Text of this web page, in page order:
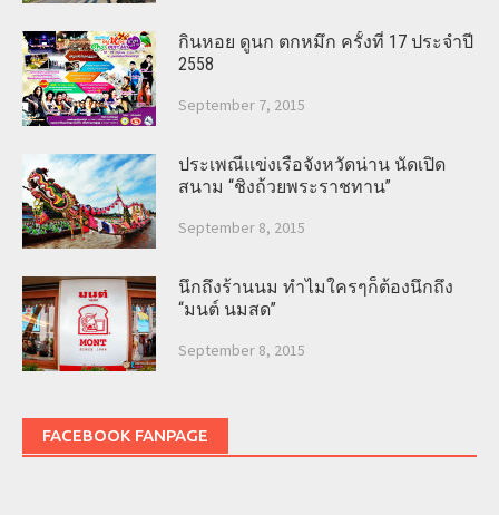
กินหอย ดูนก ตกหมึก ครั้งที่ 17 ประจำปี
2558
September 7, 2015
ประเพณีแข่งเรือจังหวัดน่าน นัดเปิด
สนาม “ชิงถ้วยพระราชทาน”
September 8, 2015
นึกถึงร้านนม ทำไมใครๆก็ต้องนึกถึง
“มนต์ นมสด”
September 8, 2015
FACEBOOK FANPAGE